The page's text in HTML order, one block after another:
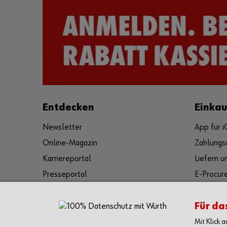
Entdecken
Newsletter
Online-Magazin
Karriereportal
Presseportal
Reinhold Würth
App für
Liefern
E-
FAQ/
Für
Mit Klick